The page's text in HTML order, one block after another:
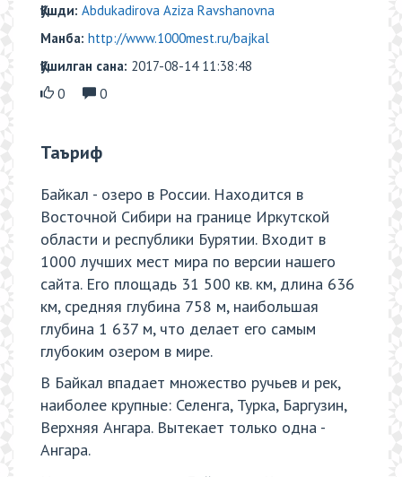
Қўшди: Abdukadirova Aziza Ravshanovna
Манба: http://www.1000mest.ru/bajkal
Қўшилган сана: 2017-08-14 11:38:48
0
0
Таъриф
Байкал - озеро в России. Находится в
Восточной Сибири на границе Иркутской
области и республики Бурятии. Входит в
1000 лучших мест мира по версии нашего
сайта. Его площадь 31 500 кв. км, длина 636
км, средняя глубина 758 м, наибольшая
глубина 1 637 м, что делает его самым
глубоким озером в мире.
В Байкал впадает множество ручьев и рек,
наиболее крупные: Селенга, Турка, Баргузин,
Верхняя Ангара. Вытекает только одна -
Ангара.